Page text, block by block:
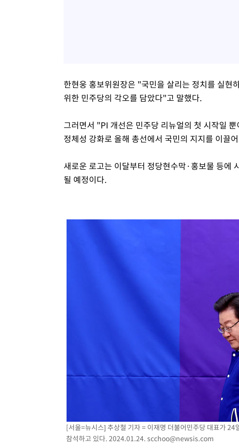
한현웅 홍보위원장은 "국민을 살리는 정치를 실현
위한 민주당의 각오를 담았다"고 말했다.
그러면서 "PI 개선은 민주당 리뉴얼의 첫 시작일
정체성 강화로 올해 총선에서 국민의 지지를 이끌
새로운 로고는 이달부터 정당현수막·홍보물 등에
될 예정이다.
[서울=뉴시스] 추상철 기자 = 이재명 더불어민주당 대표가
참석하고 있다. 2024.01.24. scchoo@newsis.com